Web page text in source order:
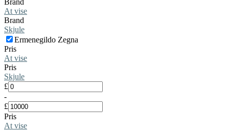
Brand
At vise
Brand
Skjule
Ermenegildo Zegna
Pris
At vise
Pris
Skjule
£
-
£
Pris
At vise